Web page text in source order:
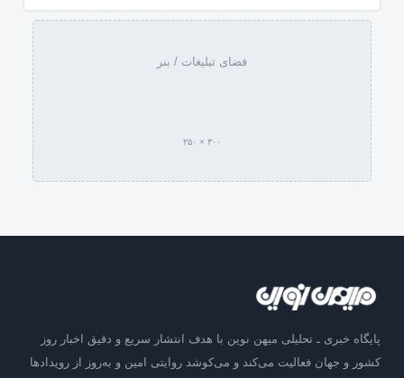
فضای تبلیغات / بنر
۳۰۰ × ۲۵۰
پایگاه خبری ـ تحلیلی میهن نوین با هدف انتشار سریع و دقیق اخبار روز
کشور و جهان فعالیت می‌کند و می‌کوشد روایتی امین و به‌روز از رویدادها